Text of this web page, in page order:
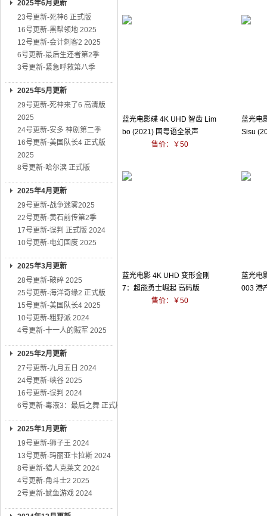
2025年6月更新
23号更新-死神6 正式版
16号更新-黑帮领地 2025
12号更新-会计刺客2 2025
6号更新-最后生还者第2季
3号更新-紧急呼救第八季
2025年5月更新
29号更新-死神来了6 高清版
2025
24号更新-安多 神剧第二季
16号更新-美国队长4 正式版
2025
8号更新-哈尔滨 正式版
2025年4月更新
29号更新-战争迷雾2025
22号更新-黄石前传第2季
17号更新-误判 正式版 2024
10号更新-电幻国度 2025
2025年3月更新
28号更新-破碎 2025
25号更新-海洋奇缘2 正式版
15号更新-美国队长4 2025
10号更新-粗野派 2024
4号更新-十一人的贼军 2025
2025年2月更新
27号更新-九月五日 2024
24号更新-峡谷 2025
16号更新-误判 2024
6号更新-毒液3：最后之舞 正式版
2025年1月更新
19号更新-狮子王 2024
13号更新-玛丽亚卡拉斯 2024
8号更新-猎人克莱文 2024
4号更新-角斗士2 2025
2号更新-鱿鱼游戏 2024
蓝光电影碟 4K UHD 智齿 Lim
bo (2021) 国粤语全景声
售价：￥50
蓝光电
Sisu
蓝光电影 4K UHD 变形金刚
7：超能勇士崛起 高码版
售价：￥50
蓝光电
003 港